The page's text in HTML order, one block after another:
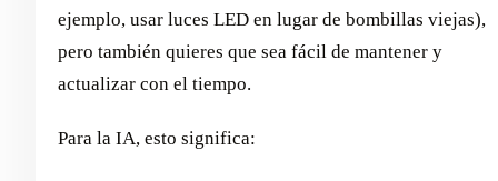
ejemplo, usar luces LED en lugar de bombillas viejas),
pero también quieres que sea fácil de mantener y
actualizar con el tiempo.
Para la IA, esto significa: